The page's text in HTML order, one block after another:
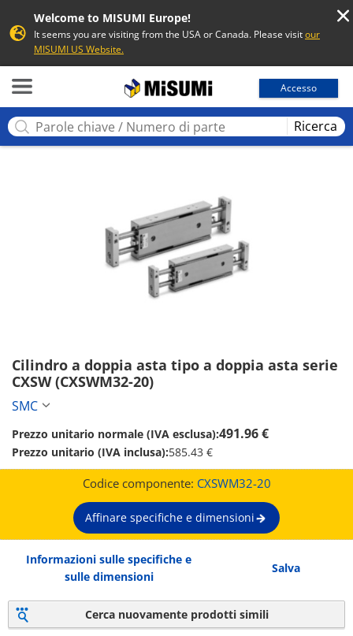
Welcome to MISUMI Europe!
It seems you are visiting from the USA or Canada. Please visitour
MISUMI US Website.
Accesso
Ricerca
Cilindro a doppia asta tipo a doppia asta serie
CXSW (CXSWM32-20)
SMC
Prezzo unitario normale (IVA esclusa):491.96 €
Prezzo unitario (IVA inclusa):585.43 €
Codice componente: CXSWM32-20
Affinare specifiche e dimensioni
Informazioni sulle specifiche e
sulle dimensioni
Salva
Cerca nuovamente prodotti simili